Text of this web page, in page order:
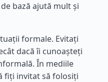
bază ajută mult și
formale. Evitați
dacă îi cunoașteți
În mediile
fiți invitat să folosiți